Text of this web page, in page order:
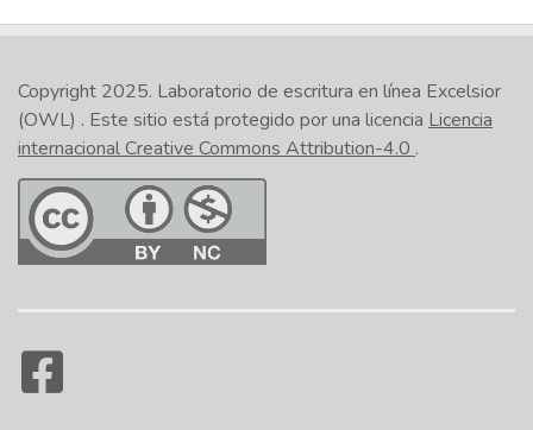
Copyright 2025. Laboratorio de escritura en línea Excelsior
(OWL) . Este sitio está protegido por una licencia Licencia
internacional Creative Commons Attribution-4.0 .